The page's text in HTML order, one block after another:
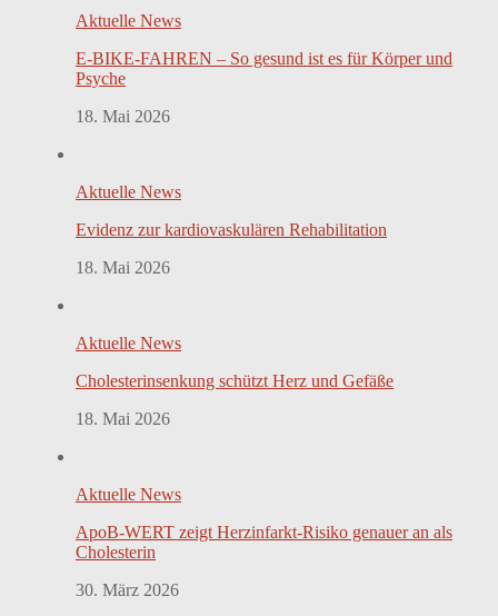
Aktuelle News
E-BIKE-FAHREN – So gesund ist es für Körper und
Psyche
18. Mai 2026
Aktuelle News
Evidenz zur kardiovaskulären Rehabilitation
18. Mai 2026
Aktuelle News
Cholesterinsenkung schützt Herz und Gefäße
18. Mai 2026
Aktuelle News
ApoB-WERT zeigt Herzinfarkt-Risiko genauer an als
Cholesterin
30. März 2026